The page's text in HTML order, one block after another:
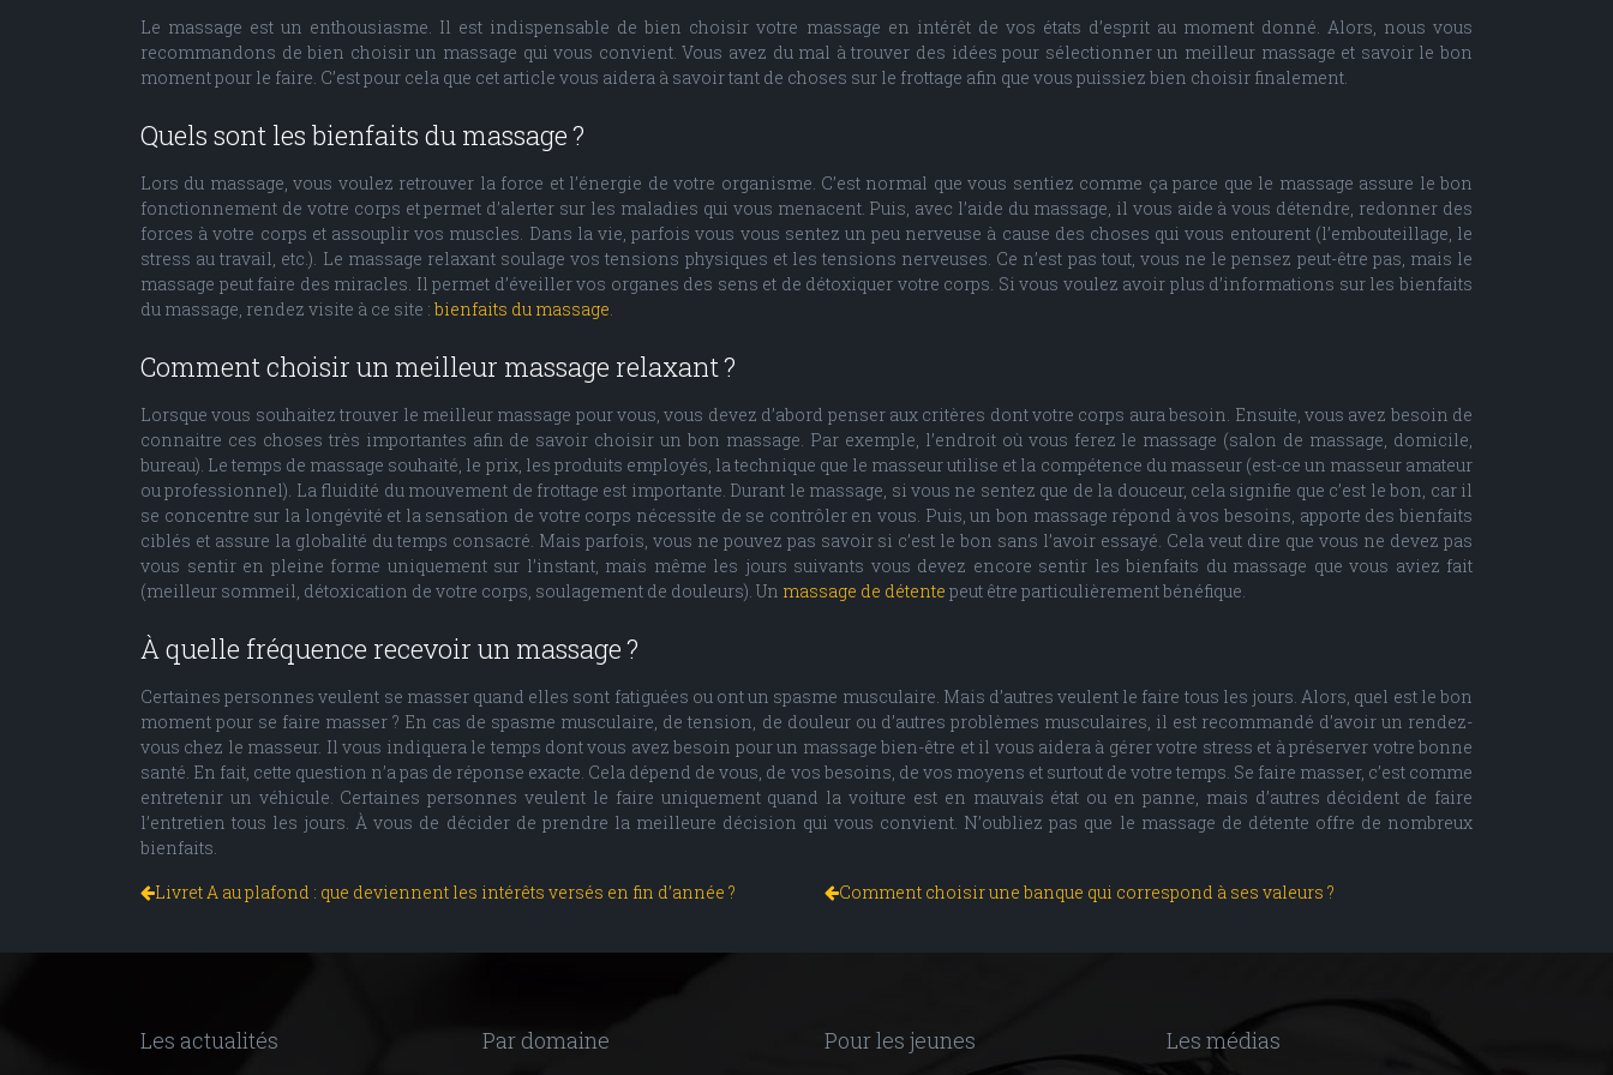
Le massage est un enthousiasme. Il est indispensable de bien choisir votre massage en intérêt de vos états d’esprit au moment donné. Alors, nous vous
recommandons de bien choisir un massage qui vous convient. Vous avez du mal à trouver des idées pour sélectionner un meilleur massage et savoir le bon
moment pour le faire. C’est pour cela que cet article vous aidera à savoir tant de choses sur le frottage afin que vous puissiez bien choisir finalement.
Quels sont les bienfaits du massage ?
Lors du massage, vous voulez retrouver la force et l’énergie de votre organisme. C’est normal que vous sentiez comme ça parce que le massage assure le bon
fonctionnement de votre corps et permet d’alerter sur les maladies qui vous menacent. Puis, avec l’aide du massage, il vous aide à vous détendre, redonner des
forces à votre corps et assouplir vos muscles. Dans la vie, parfois vous vous sentez un peu nerveuse à cause des choses qui vous entourent (l’embouteillage, le
stress au travail, etc.). Le massage relaxant soulage vos tensions physiques et les tensions nerveuses. Ce n’est pas tout, vous ne le pensez peut-être pas, mais le
massage peut faire des miracles. Il permet d’éveiller vos organes des sens et de détoxiquer votre corps. Si vous voulez avoir plus d’informations sur les bienfaits
du massage, rendez visite à ce site : bienfaits du massage.
Comment choisir un meilleur massage relaxant ?
Lorsque vous souhaitez trouver le meilleur massage pour vous, vous devez d’abord penser aux critères dont votre corps aura besoin. Ensuite, vous avez besoin de
connaitre ces choses très importantes afin de savoir choisir un bon massage. Par exemple, l’endroit où vous ferez le massage (salon de massage, domicile,
bureau). Le temps de massage souhaité, le prix, les produits employés, la technique que le masseur utilise et la compétence du masseur (est-ce un masseur amateur
ou professionnel). La fluidité du mouvement de frottage est importante. Durant le massage, si vous ne sentez que de la douceur, cela signifie que c’est le bon, car il
se concentre sur la longévité et la sensation de votre corps nécessite de se contrôler en vous. Puis, un bon massage répond à vos besoins, apporte des bienfaits
ciblés et assure la globalité du temps consacré. Mais parfois, vous ne pouvez pas savoir si c’est le bon sans l’avoir essayé. Cela veut dire que vous ne devez pas
vous sentir en pleine forme uniquement sur l’instant, mais même les jours suivants vous devez encore sentir les bienfaits du massage que vous aviez fait
(meilleur sommeil, détoxication de votre corps, soulagement de douleurs). Un massage de détente peut être particulièrement bénéfique.
À quelle fréquence recevoir un massage ?
Certaines personnes veulent se masser quand elles sont fatiguées ou ont un spasme musculaire. Mais d’autres veulent le faire tous les jours. Alors, quel est le bon
moment pour se faire masser ? En cas de spasme musculaire, de tension, de douleur ou d’autres problèmes musculaires, il est recommandé d’avoir un rendez-
vous chez le masseur. Il vous indiquera le temps dont vous avez besoin pour un massage bien-être et il vous aidera à gérer votre stress et à préserver votre bonne
santé. En fait, cette question n’a pas de réponse exacte. Cela dépend de vous, de vos besoins, de vos moyens et surtout de votre temps. Se faire masser, c’est comme
entretenir un véhicule. Certaines personnes veulent le faire uniquement quand la voiture est en mauvais état ou en panne, mais d’autres décident de faire
l’entretien tous les jours. À vous de décider de prendre la meilleure décision qui vous convient. N’oubliez pas que le massage de détente offre de nombreux
bienfaits.
Livret A au plafond : que deviennent les intérêts versés en fin d’année ?
Comment choisir une banque qui correspond à ses valeurs ?
Les actualités Par domaine Pour les jeunes Les médias